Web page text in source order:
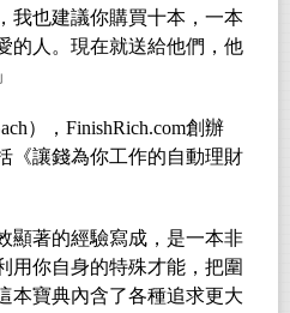
我也建議你購買十本，一本
的人。現在就送給他們，他
），FinishRich.com創辦
《讓錢為你工作的自動理財
顯著的經驗寫成，是一本非
用你自身的特殊才能，把圍
本寶典內含了各種追求更大